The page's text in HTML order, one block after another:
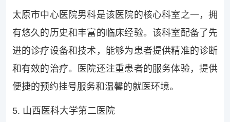
太原市中心医院男科是该医院的核心科室之一，拥
有悠久的历史和丰富的临床经验。该科室配备了先
进的诊疗设备和技术，能够为患者提供精准的诊断
和有效的治疗。医院还注重患者的服务体验，提供
便捷的预约挂号服务和温馨的就医环境。
5. 山西医科大学第二医院